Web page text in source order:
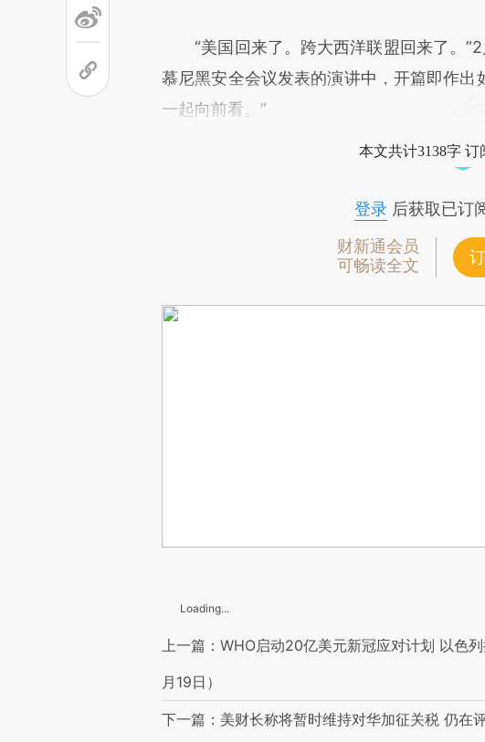
“美国回来了。跨大西洋联盟回来了。”2
慕尼黑安全会议发表的演讲中，开篇即作出
一起向前看。”
本文共计3138字
登录后获取已订
财新通会员
可畅读全文
Loading...
上一篇：WHO启动20亿美元新冠应对计划 以色
月19日）
下一篇：美财长称将暂时维持对华加征关税 仍在